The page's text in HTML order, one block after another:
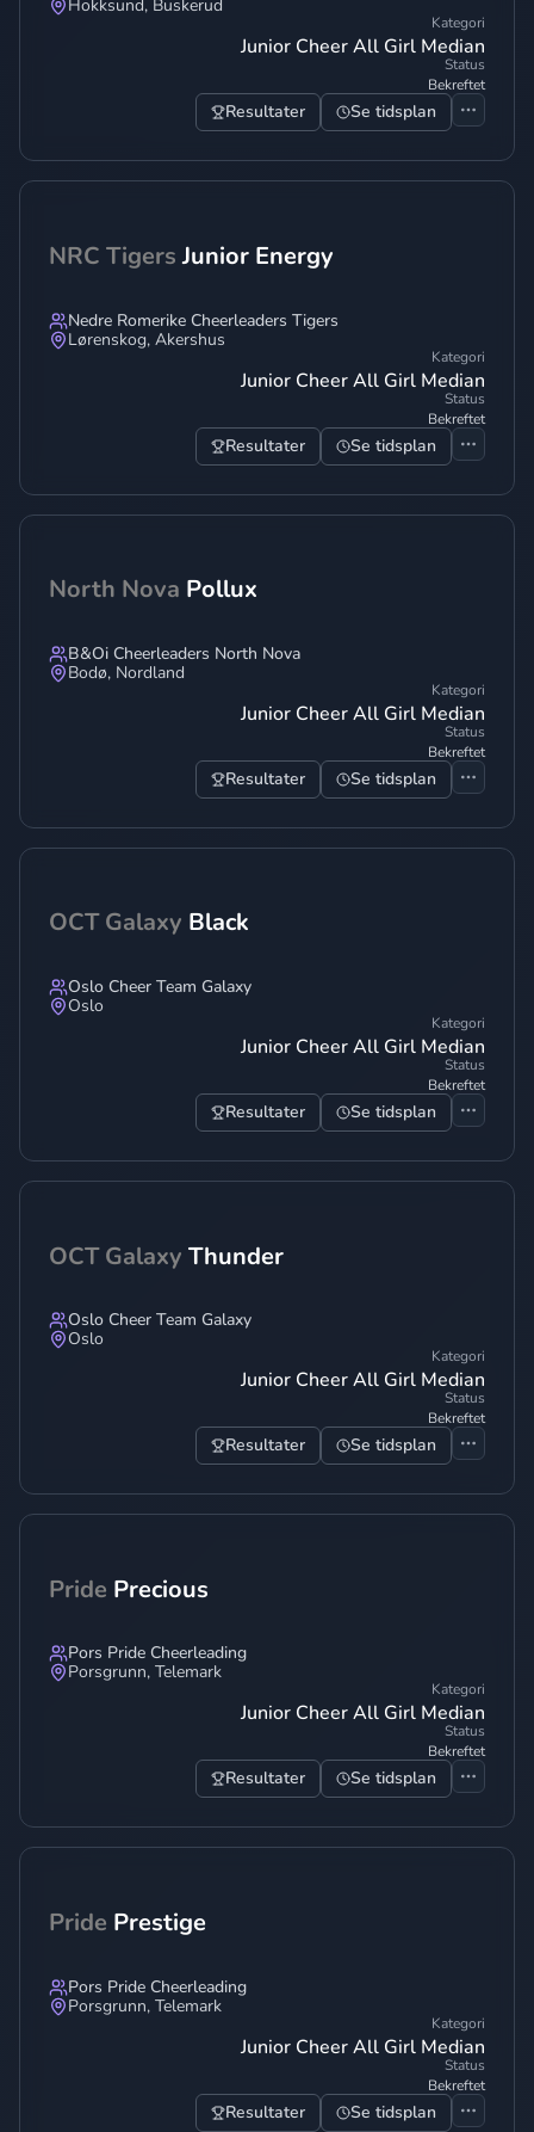
Hokksund, Buskerud
Kategori
Junior Cheer All Girl Median
Status
Bekreftet
Resultater Se tidsplan
NRC Tigers Junior Energy
Nedre Romerike Cheerleaders Tigers
Lørenskog, Akershus
Kategori
Junior Cheer All Girl Median
Status
Bekreftet
Resultater Se tidsplan
North Nova Pollux
B&Oi Cheerleaders North Nova
Bodø, Nordland
Kategori
Junior Cheer All Girl Median
Status
Bekreftet
Resultater Se tidsplan
OCT Galaxy Black
Oslo Cheer Team Galaxy
Oslo
Kategori
Junior Cheer All Girl Median
Status
Bekreftet
Resultater Se tidsplan
OCT Galaxy Thunder
Oslo Cheer Team Galaxy
Oslo
Kategori
Junior Cheer All Girl Median
Status
Bekreftet
Resultater Se tidsplan
Pride Precious
Pors Pride Cheerleading
Porsgrunn, Telemark
Kategori
Junior Cheer All Girl Median
Status
Bekreftet
Resultater Se tidsplan
Pride Prestige
Pors Pride Cheerleading
Porsgrunn, Telemark
Kategori
Junior Cheer All Girl Median
Status
Bekreftet
Resultater Se tidsplan